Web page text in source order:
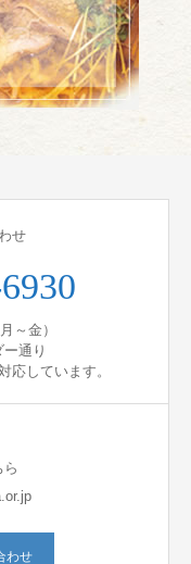
せ
～金）
通り
応しています。
わせ